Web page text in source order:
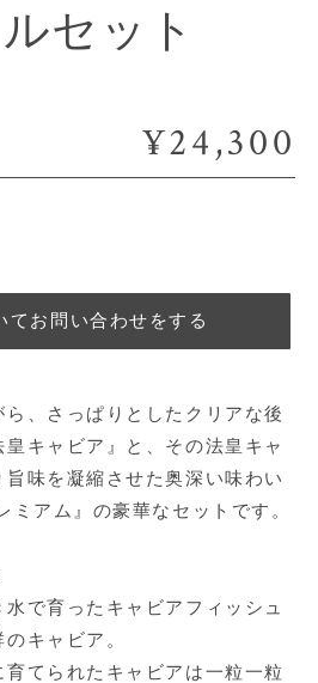
セット
¥24,300
てお問い合わせをする
、さっぱりとしたクリアな後
キャビア』と、その法皇キャ
旨味を凝縮させた奥深い味わい
ミアム』の豪華なセットです。
で育ったキャビアフィッシュ
キャビア。
てられたキャビアは一粒一粒